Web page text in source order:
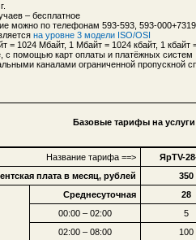
– бесплатное
можно по телефонам 593-593, 593-
на уровне 3 модели ISO/OSI
= 1024 Мбайт, 1 Мбайт = 1024 кбайт, 1 кбайт
с помощью карт оплаты и платёжных систем
каналами ограниченной пропускной
Базовые тарифы на
Название тарифа ==>
ЯрTV-
плата в месяц, рублей
350
Среднесуточная
28
00:00 – 02:00
5
02:00 – 08:00
100